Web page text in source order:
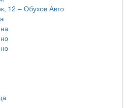
12 – Обухов Авто